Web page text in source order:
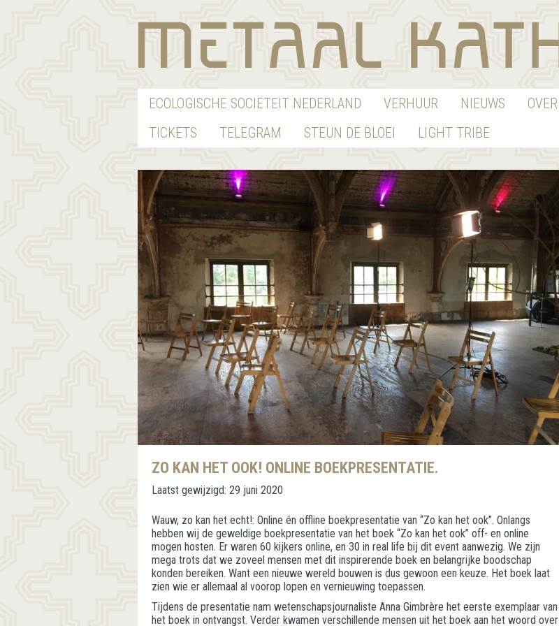
ECOLOGISCHE SOCIËTEIT NEDERLAND VERHUUR NIEUWS OVER
TICKETS
TELEGRAM STEUN DE BLOEI LIGHT TRIBE
ZO KAN HET OOK! ONLINE BOEKPRESENTATIE.
Laatst gewijzigd: 29 juni 2020
Wauw, zo kan het echt!: Online én offline boekpresentatie van “Zo kan het ook”. Onlangs
hebben wij de geweldige boekpresentatie van het boek “Zo kan het ook” off- en online
mogen hosten. Er waren 60 kijkers online, en 30 in real life bij dit event aanwezig. We zijn
mega trots dat we zoveel mensen met dit inspirerende boek en belangrijke boodschap
konden bereiken. Want een nieuwe wereld bouwen is dus gewoon een keuze. Het boek laat
zien wie er allemaal al voorop lopen en vernieuwing toepassen.
Tijdens de presentatie nam wetenschapsjournaliste Anna Gimbrère het eerste exemplaar van
het boek in ontvangst. Verder kwamen verschillende mensen uit het boek aan het woord over